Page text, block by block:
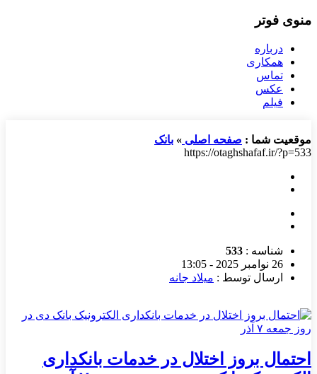
منوی فوتر
درباره
همکاری
تماس
عکس
فیلم
موقعیت شما : صفحه اصلی » بانک
https://otaghshafaf.ir/?p=533
شناسه : 533
26 نوامبر 2025 - 13:05
ارسال توسط : میلاد جانه
احتمال بروز اختلال در خدمات بانکداری